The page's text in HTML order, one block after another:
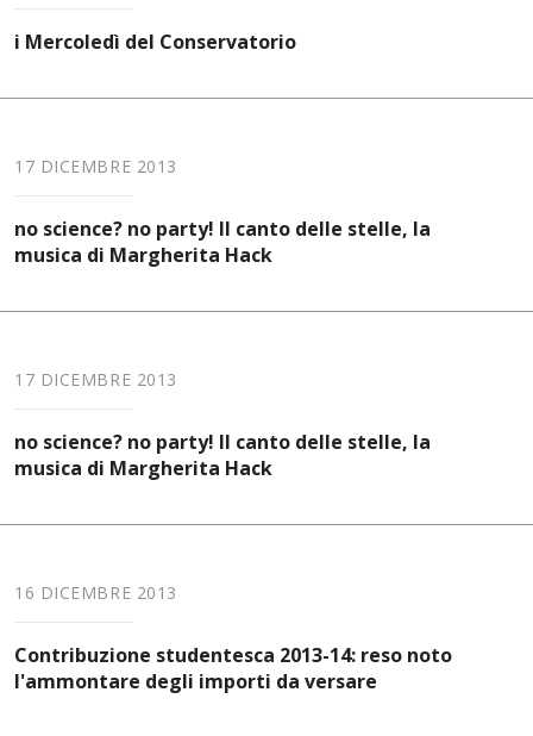
i Mercoledì del Conservatorio
17 DICEMBRE 2013
no science? no party! Il canto delle stelle, la
musica di Margherita Hack
17 DICEMBRE 2013
no science? no party! Il canto delle stelle, la
musica di Margherita Hack
16 DICEMBRE 2013
Contribuzione studentesca 2013-14: reso noto
l'ammontare degli importi da versare